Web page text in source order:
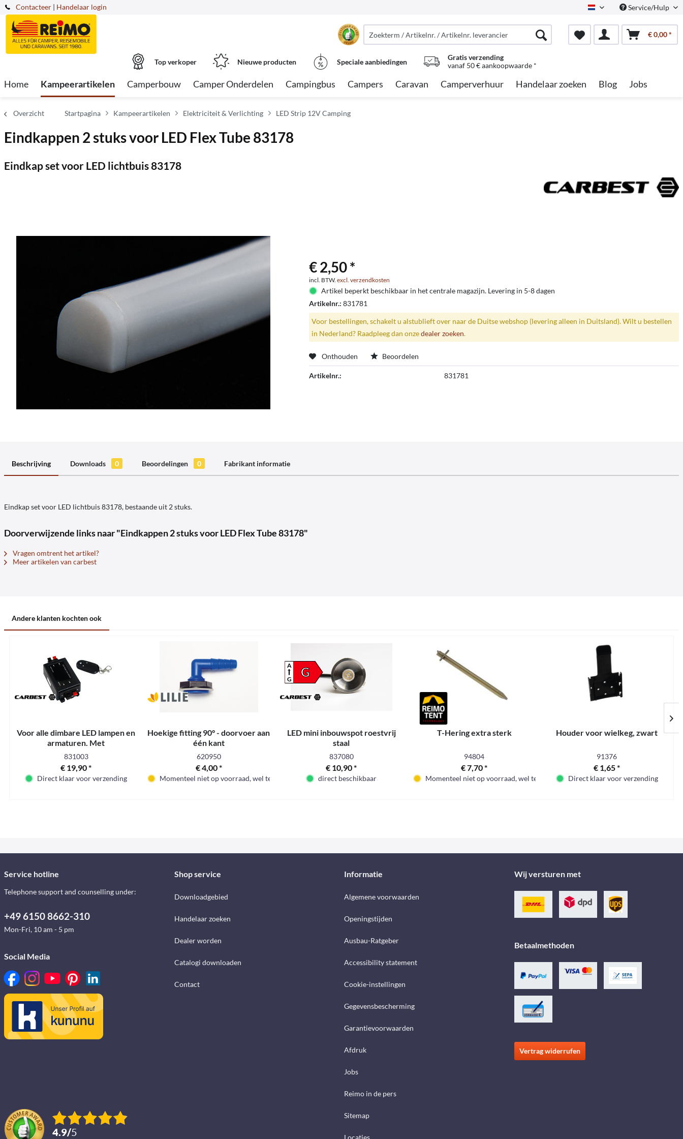
Contacteer Dutch Service/Hulp
| Handelaar login
€ 0,00 *
Top verkoper Nieuwe producten Speciale aanbiedingen
Gratis verzending
vanaf 50 € aankoopwaarde *
Home Kampeerartikelen Camperbouw Camper Onderdelen Campingbus Campers Caravan Camperverhuur Handelaar zoeken Blog Jobs
Overzicht Startpagina Kampeerartikelen Elektriciteit & Verlichting LED Strip 12V Camping
Eindkappen 2 stuks voor LED Flex Tube 83178
Eindkap set voor LED lichtbuis 83178
€ 2,50 *
incl. BTW.excl. verzendkosten
Artikel beperkt beschikbaar in het centrale magazijn. Levering in 5-8 dagen
Artikelnr.:831781
Voor bestellingen, schakelt u alstublieft over naar de Duitse webshop (levering alleen in Duitsland). Wilt u bestellen
in Nederland? Raadpleeg dan onzedealer zoeken.
Onthouden Beoordelen
Artikelnr.: 831781
Beschrijving Downloads 0 Beoordelingen 0 Fabrikant informatie
Eindkap set voor LED lichtbuis 83178, bestaande uit 2 stuks.
Doorverwijzende links naar "Eindkappen 2 stuks voor LED Flex Tube 83178"
Vragen omtrent het artikel?
Meer artikelen van carbest
Andere klanten kochten ook
Voor alle dimbare LED lampen en
armaturen. Met
afstandsbediening
831003
€ 19,90 *
Direct klaar voor verzending
Hoekige fitting 90° - doorvoer aan
één kant
620950
€ 4,00 *
Momenteel niet op voorraad, wel te bestellen
G
A
G
LED mini inbouwspot roestvrij
staal
837080
€ 10,90 *
direct beschikbaar
T-Hering extra sterk
94804
€ 7,70 *
Momenteel niet op voorraad, wel te bestellen
Houder voor wielkeg, zwart
91376
€ 1,65 *
Direct klaar voor verzending
Service hotline
Telephone support and counselling under:
+49 6150 8662-310
Mon-Fri, 10 am - 5 pm
Social Media
4.9/5
Shop service
Downloadgebied
Handelaar zoeken
Dealer worden
Catalogi downloaden
Contact
Informatie
Algemene voorwaarden
Openingstijden
Ausbau-Ratgeber
Accessibility statement
Cookie-instellingen
Gegevensbescherming
Garantievoorwaarden
Afdruk
Jobs
Reimo in de pers
Sitemap
Locaties
Wij versturen met
Betaalmethoden
Vertrag widerrufen